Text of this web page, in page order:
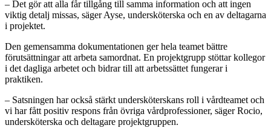
– Det gör att alla får tillgång till samma information och att ingen
viktig detalj missas, säger Ayse, undersköterska och en av deltagarna
i projektet.
Den gemensamma dokumentationen ger hela teamet bättre
förutsättningar att arbeta samordnat. En projektgrupp stöttar kollegor
i det dagliga arbetet och bidrar till att arbetssättet fungerar i
praktiken.
– Satsningen har också stärkt undersköterskans roll i vårdteamet och
vi har fått positiv respons från övriga vårdprofessioner, säger Rocio,
undersköterska och deltagare projektgruppen.